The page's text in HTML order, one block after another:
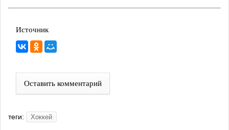
Источник
Оставить комментарий
теги: Хоккей